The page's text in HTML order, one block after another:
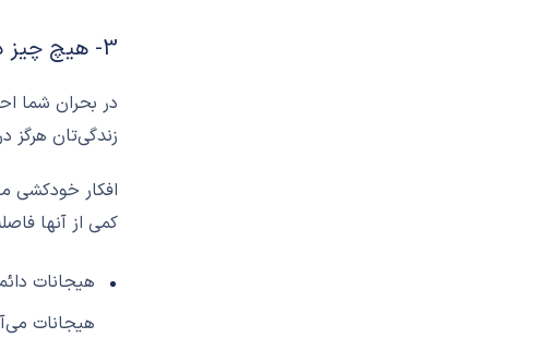
3- هیچ چیز در زندگی دائمی نیست
در بحران شما
زندگی‌تان
افکار خودکشی
کمی از آنها
هیجانات
هیجانات